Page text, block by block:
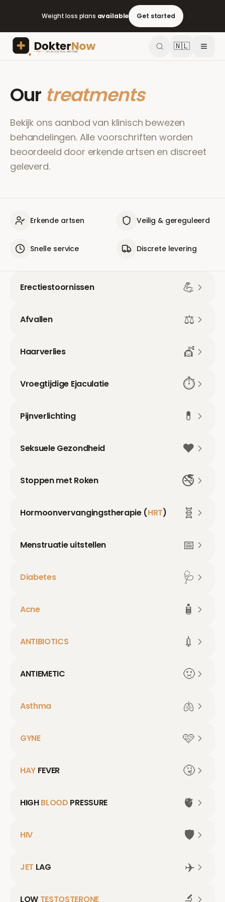
Weight loss plans available Get started
🇳🇱
Our treatments
Bekijk ons aanbod van klinisch bewezen
behandelingen. Alle voorschriften worden
beoordeeld door erkende artsen en discreet
geleverd.
Erkende artsen Veilig & gereguleerd
Snelle service Discrete levering
Erectiestoornissen 💪
Afvallen ⚖️
Haarverlies 💇
Vroegtijdige Ejaculatie ⏱️
Pijnverlichting 💊
Seksuele Gezondheid ❤️
Stoppen met Roken 🚭
Hormoonvervangingstherapie (HRT) 🧬
Menstruatie uitstellen 📅
Diabetes 🩺
Acne 🧴
ANTIBIOTICS 💉
ANTIEMETIC 🤢
Asthma 🫁
GYNE 🩷
HAY FEVER 🤧
HIGHBLOOD PRESSURE 🫀
HIV 🛡️
JET LAG ✈️
LOW TESTOSTERONE